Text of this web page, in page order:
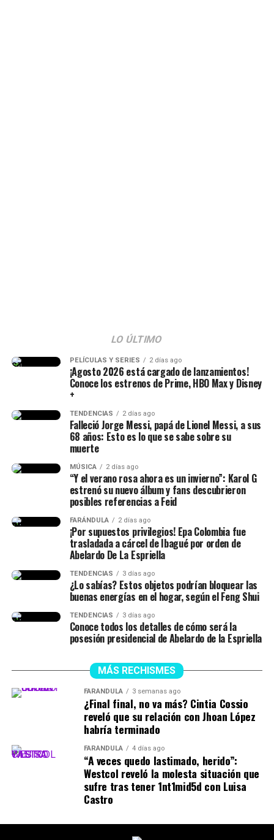
Epa Colombia y su abogada (Imagen
LO ÚLTIMO
PELÍCULAS Y SERIES 2 días ago
¡Agosto 2026 está cargado de lanzamientos!
Conoce los estrenos de Prime, HBO Max y Disney
+
TENDENCIAS 2 días ago
Falleció Jorge Messi, papá de Lionel Messi, a sus
68 años: Esto es lo que se sabe sobre su
muerte
MÚSICA 2 días ago
“Y el verano rosa ahora es un invierno”: Karol G
estrenó su nuevo álbum y fans descubrieron
posibles referencias a Feid
FARÁNDULA 2 días ago
¡Por supuestos privilegios! Epa Colombia fue
trasladada a cárcel de Ibagué por orden de
Abelardo De La Espriella
TENDENCIAS 3 días ago
¿Lo sabías? Estos objetos podrían bloquear las
buenas energías en el hogar, según el Feng Shui
TENDENCIAS 3 días ago
Conoce todos los detalles de cómo será la
posesión presidencial de Abelardo de la Espriella
MÁS RECHISMES
FARÁNDULA 3 semanas ago
¿Final final, no va más? Cintia Cossio
reveló que su relación con Jhoan López
habría terminado
FARÁNDULA 4 días ago
“A veces quedo lastimado, herido”:
Westcol reveló la molesta situación que
sufre tras tener 1nt1mid5d con Luisa
Castro